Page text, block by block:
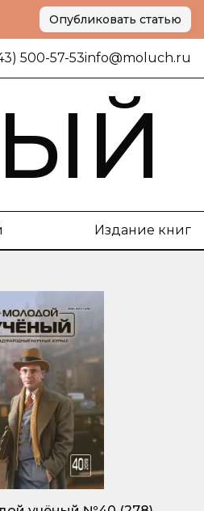
Опубликовать статью
500-57-53info@moluch.ru
Издание книг